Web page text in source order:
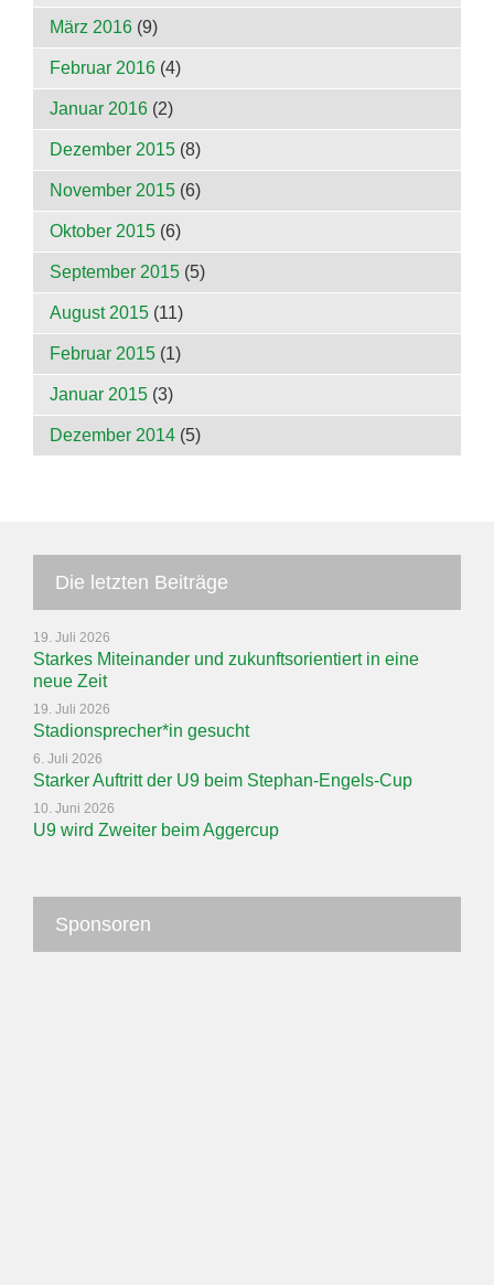
März 2016 (9)
Februar 2016 (4)
Januar 2016 (2)
Dezember 2015 (8)
November 2015 (6)
Oktober 2015 (6)
September 2015 (5)
August 2015 (11)
Februar 2015 (1)
Januar 2015 (3)
Dezember 2014 (5)
Die letzten Beiträge
19. Juli 2026
Starkes Miteinander und zukunftsorientiert in eine
neue Zeit
19. Juli 2026
Stadionsprecher*in gesucht
6. Juli 2026
Starker Auftritt der U9 beim Stephan-Engels-Cup
10. Juni 2026
U9 wird Zweiter beim Aggercup
Sponsoren